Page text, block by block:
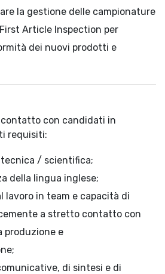
la gestione delle campionature
Article Inspection per
dei nuovi prodotti e
con candidati in
requisiti:
/ scientifica;
della lingua inglese;
lavoro in team e capacità di
a stretto contatto con
produzione e
di sintesi e di